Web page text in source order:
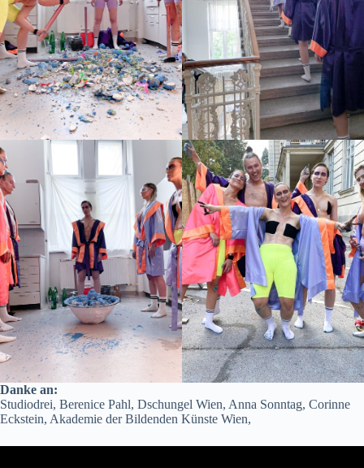
Danke an:
Studiodrei, Berenice Pahl, Dschungel Wien, Anna Sonntag, Corinne
Eckstein, Akademie der Bildenden Künste Wien,